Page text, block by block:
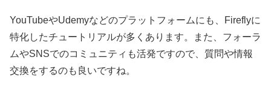
YouTubeやUdemyなどのプラットフォームにも、Fireflyに
特化したチュートリアルが多くあります。また、フォーラ
ムやSNSでのコミュニティも活発ですので、質問や情報
交換をするのも良いですね。